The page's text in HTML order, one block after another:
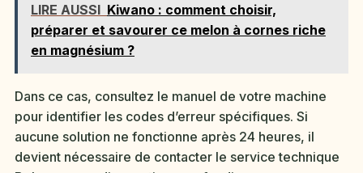
LIRE AUSSI Kiwano : comment choisir,
préparer et savourer ce melon à cornes riche
en magnésium ?
Dans ce cas, consultez le manuel de votre machine
pour identifier les codes d’erreur spécifiques. Si
aucune solution ne fonctionne après 24 heures, il
devient nécessaire de contacter le service technique